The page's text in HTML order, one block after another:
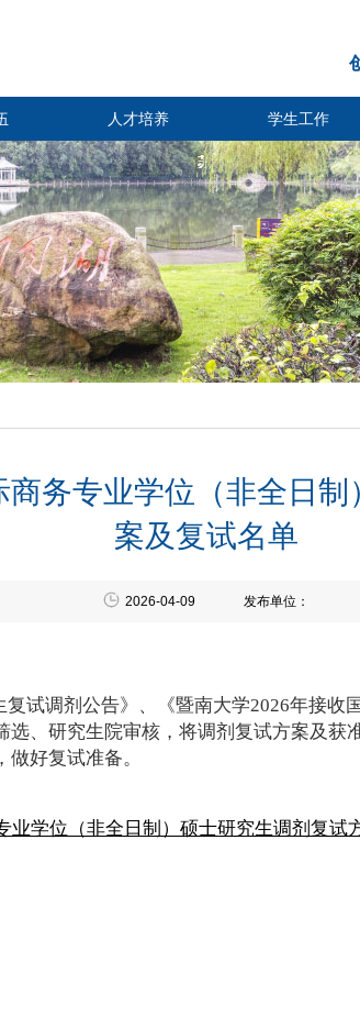
人才培养 学生工作
务专业学位（非全日
案及复试名单
2026-04-09 发布单位：
试调剂公告》、《暨南大学2026年接收
选、研究生院审核，将调剂复试方案及获
好复试准备。
业学位（非全日制）硕士研究生调剂复试